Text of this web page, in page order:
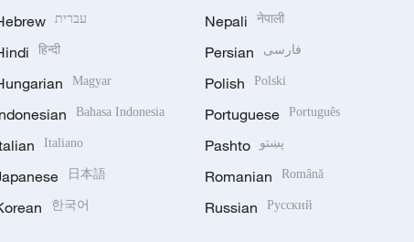
עברית
हिन्दी
Magyar
Bahasa Indonesia
Italiano
日本語
한국어
Nepali नेपाली
Persian فارسی
Polish Polski
Portuguese Português
Pashto پښتو
Romanian Română
Russian Русский